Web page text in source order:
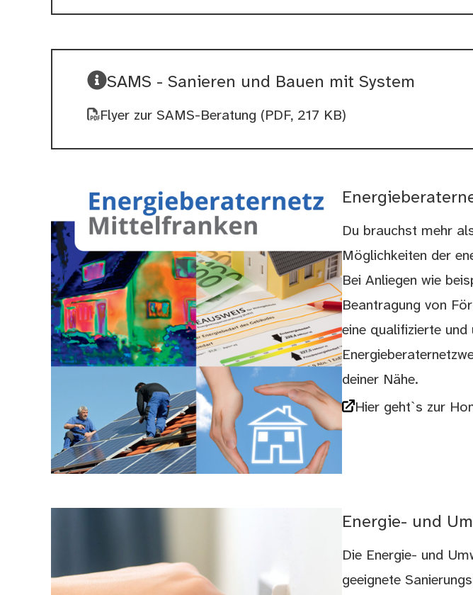
SAMS - Sanieren und Bauen mit System
Flyer zur SAMS-Beratung (PDF, 217 KB)
Du brauchst mehr
Möglichkeiten der
Bei Anliegen wie
Beantragung von
eine qualifizierte und
deiner Nähe.
Hier geht`s zur
Energie- und
Die Energie- und
geeignete